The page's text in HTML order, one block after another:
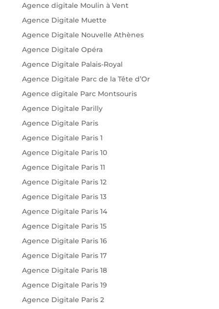
Agence digitale Moulin à Vent
Agence Digitale Muette
Agence Digitale Nouvelle Athènes
Agence Digitale Opéra
Agence Digitale Palais-Royal
Agence Digitale Parc de la Tête d’Or
Agence digitale Parc Montsouris
Agence Digitale Parilly
Agence Digitale Paris
Agence Digitale Paris 1
Agence Digitale Paris 10
Agence Digitale Paris 11
Agence Digitale Paris 12
Agence Digitale Paris 13
Agence Digitale Paris 14
Agence Digitale Paris 15
Agence Digitale Paris 16
Agence Digitale Paris 17
Agence Digitale Paris 18
Agence Digitale Paris 19
Agence Digitale Paris 2